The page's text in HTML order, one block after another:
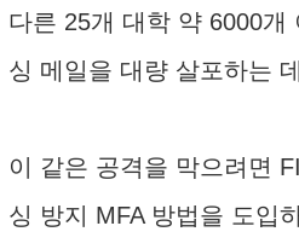
다른 25개 대학 약 6000개
싱 메일을 대량 살포하는
이 같은 공격을 막으려면
싱 방지 MFA 방법을 도입